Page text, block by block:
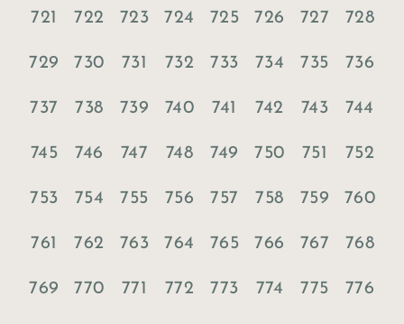
721 722 723 724 725 726 727 728
729 730 731 732 733 734 735 736
737 738 739 740 741 742 743 744
745 746 747 748 749 750 751 752
753 754 755 756 757 758 759 760
761 762 763 764 765 766 767 768
769 770 771 772 773 774 775 776